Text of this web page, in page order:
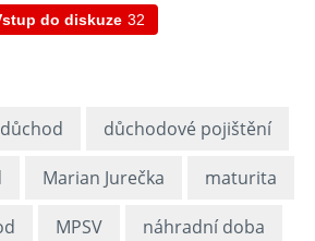
do diskuze 32
důchodové pojištění
Marian Jurečka maturita
MPSV náhradní doba